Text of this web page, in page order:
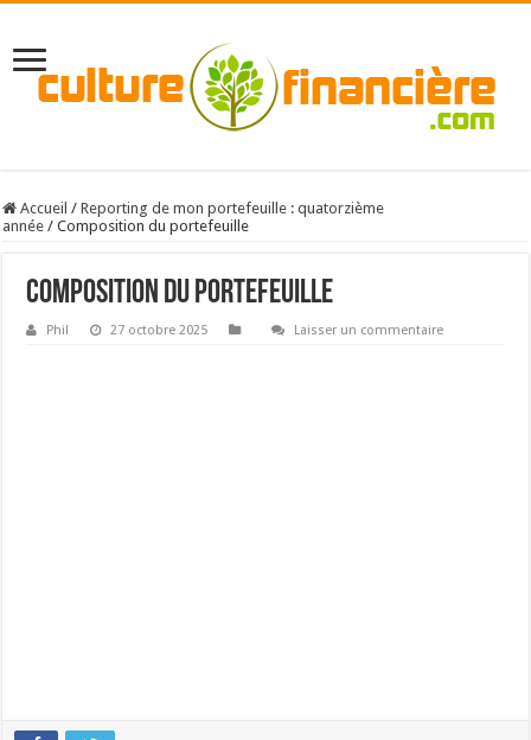
Accueil / Reporting de mon portefeuille : quatorzième
année / Composition du portefeuille
Composition du portefeuille
Phil 27 octobre 2025 Laisser un commentaire